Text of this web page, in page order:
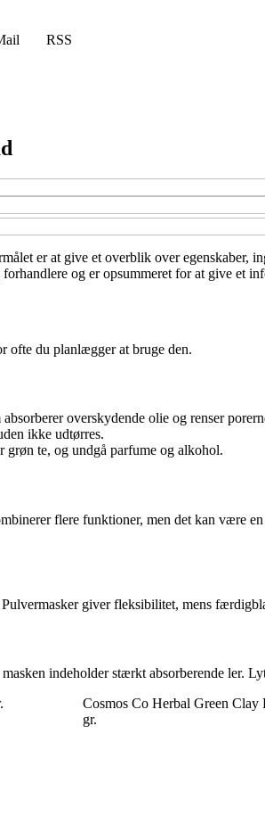
RSS
er at give et overblik over egenskaber,
og er opsummeret for at give et
ofte du planlægger at bruge den.
overskydende olie og renser
ikke udtørres.
te, og undgå parfume og alkohol.
flere funktioner, men det kan være
giver fleksibilitet, mens
indeholder stærkt absorberende ler.
Cosmos Co Herbal Green Clay
gr.